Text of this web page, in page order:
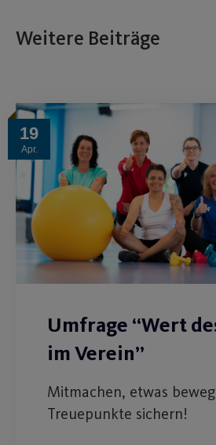
Weitere Beiträge
19
Apr.
Umfrage “Wert
im Verein”
Mitmachen, etwas
Treuepunkte sichern!